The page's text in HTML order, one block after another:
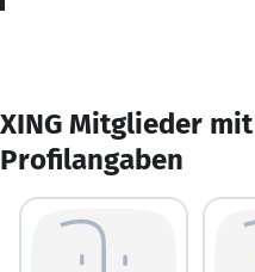
XING Mitglieder
Profilangaben